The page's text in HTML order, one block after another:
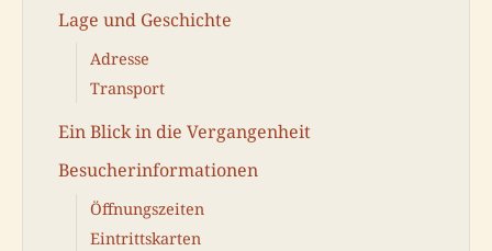
Lage und Geschichte
Adresse
Transport
Ein Blick in die Vergangenheit
Besucherinformationen
Öffnungszeiten
Eintrittskarten